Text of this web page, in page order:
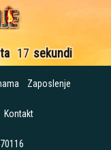
16 sekundi
Zaposlenje
Kontakt